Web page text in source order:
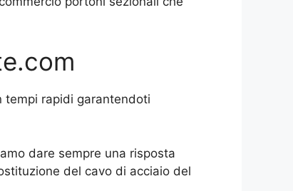
tempi rapidi garantendoti
dare sempre una risposta
del cavo di acciaio del